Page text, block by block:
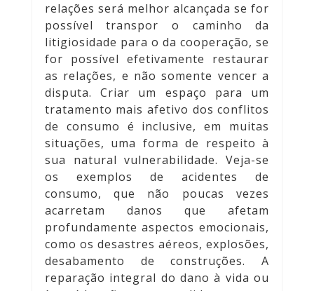
relações será melhor alcançada se for
possível transpor o caminho da
litigiosidade para o da cooperação, se
for possível efetivamente restaurar
as relações, e não somente vencer a
disputa. Criar um espaço para um
tratamento mais afetivo dos conflitos
de consumo é inclusive, em muitas
situações, uma forma de respeito à
sua natural vulnerabilidade. Veja-se
os exemplos de acidentes de
consumo, que não poucas vezes
acarretam danos que afetam
profundamente aspectos emocionais,
como os desastres aéreos, explosões,
desabamento de construções. A
reparação integral do dano à vida ou